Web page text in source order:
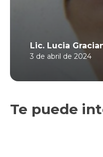
Lic. Lucia
3 de abril de 2024
Te puede